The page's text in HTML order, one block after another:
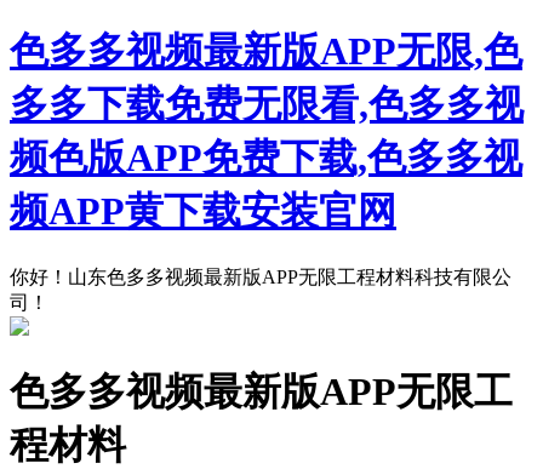
色多多视频最新版APP无限,色
多多下载免费无限看,色多多视
频色版APP免费下载,色多多视
频APP黄下载安装官网
你好！山东色多多视频最新版APP无限工程材料科技有限公
司！
色多多视频最新版APP无限工
程材料